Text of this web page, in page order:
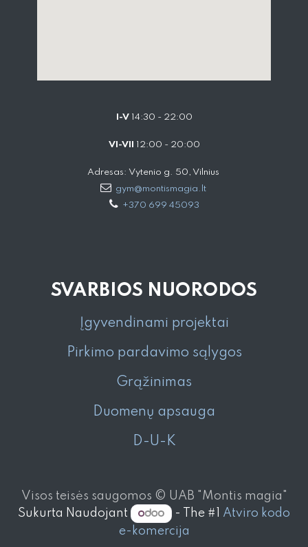
I-V14:30 - 22:00
VI-VII 12:00 - 20:00
Adresas: Vytenio g. 50, Vilnius
gym@montismagia.lt
+370 699 45093
SVARBIOS NUORODOS
Įgyvendinami projektai
Pirkimo pardavimo sąlygos
Grąžinimas
Duomenų apsauga
D-U-K
Visos teisės saugomos © UAB "Montis magia"
Sukurta Naudojant
- The #1 Atviro kodo
e-komercija